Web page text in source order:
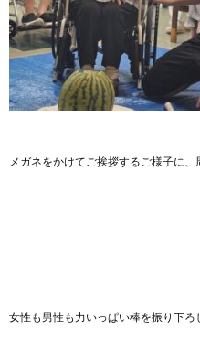
メガネをかけてご挨拶するご様子に
女性も男性も力いっぱい棒を振り下ろ